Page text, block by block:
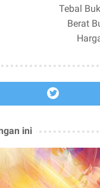
Tebal
Berat
ini